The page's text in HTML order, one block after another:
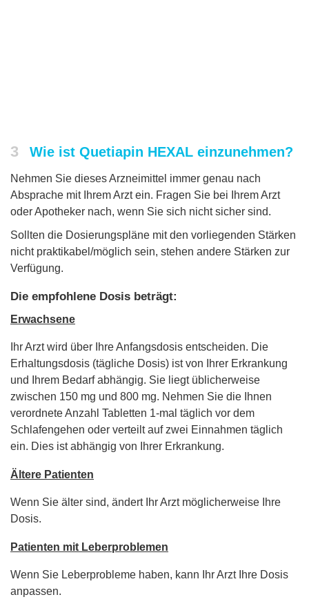
3 Wie ist Quetiapin HEXAL einzunehmen?
Nehmen Sie dieses Arzneimittel immer genau nach
Absprache mit Ihrem Arzt ein. Fragen Sie bei Ihrem Arzt
oder Apotheker nach, wenn Sie sich nicht sicher sind.
Sollten die Dosierungspläne mit den vorliegenden Stärken
nicht praktikabel/möglich sein, stehen andere Stärken zur
Verfügung.
Die empfohlene Dosis beträgt:
Erwachsene
Ihr Arzt wird über Ihre Anfangsdosis entscheiden. Die
Erhaltungsdosis (tägliche Dosis) ist von Ihrer Erkrankung
und Ihrem Bedarf abhängig. Sie liegt üblicherweise
zwischen 150 mg und 800 mg. Nehmen Sie die Ihnen
verordnete Anzahl Tabletten 1-mal täglich vor dem
Schlafengehen oder verteilt auf zwei Einnahmen täglich
ein. Dies ist abhängig von Ihrer Erkrankung.
Ältere Patienten
Wenn Sie älter sind, ändert Ihr Arzt möglicherweise Ihre
Dosis.
Patienten mit Leberproblemen
Wenn Sie Leberprobleme haben, kann Ihr Arzt Ihre Dosis
anpassen.